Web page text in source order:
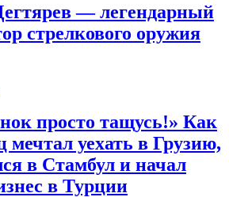
— легендарный
стрелкового оружия
просто тащусь!» Как
мечтал уехать в Грузию,
в Стамбул и начал
в Турции